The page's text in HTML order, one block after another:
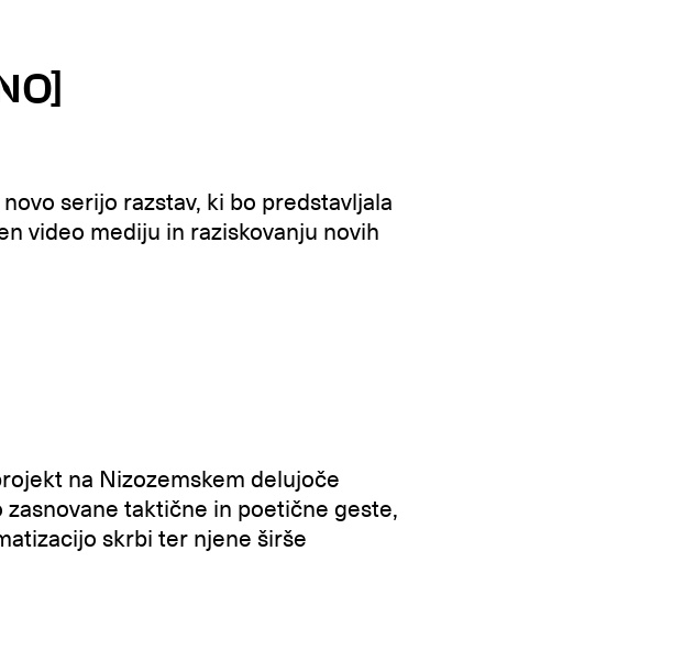
serijo razstav, ki bo predstavljala
video mediju in raziskovanju novih
na Nizozemskem delujoče
taktične in poetične geste,
skrbi ter njene širše